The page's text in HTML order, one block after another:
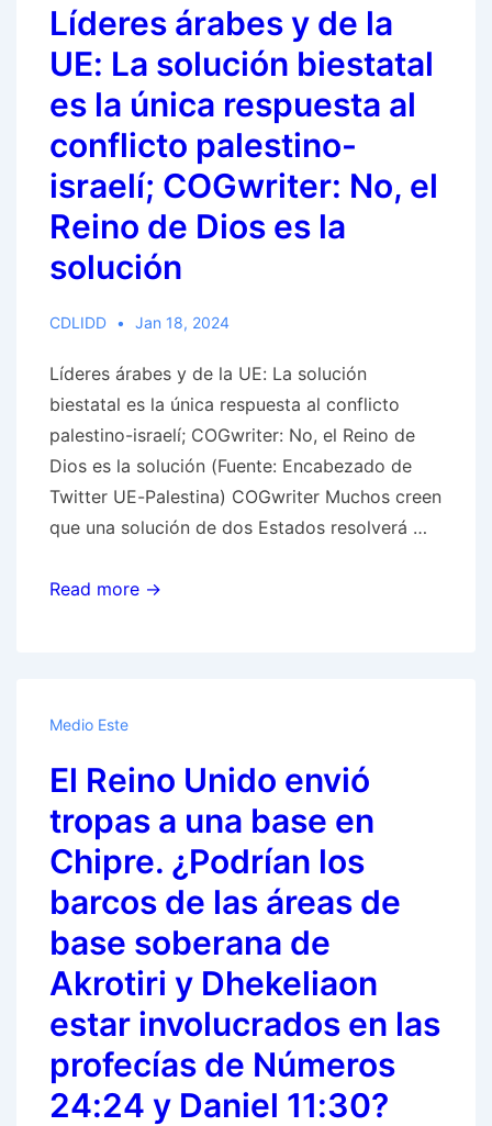
con
Netanyahu
sobre
el
Estado
palestino
Líderes árabes y de la
UE: La solución biestatal
es la única respuesta al
conflicto palestino-
israelí; COGwriter: No, el
Reino de Dios es la
solución
CDLIDD Jan 18, 2024
Líderes árabes y de la UE: La solución
biestatal es la única respuesta al conflicto
palestino-israelí; COGwriter: No, el Reino de
Dios es la solución (Fuente: Encabezado de
Twitter UE-Palestina) COGwriter Muchos creen
que una solución de dos Estados resolverá …
Líderes
La
biestatal
es
la
única
respuesta
al
conflicto
palestino-
israelí;
COGwriter:
Read more →
Medio Este
El Reino Unido envió
tropas a una base en
Chipre. ¿Podrían los
barcos de las áreas de
base soberana de
Akrotiri y Dhekeliaon
estar involucrados en las
profecías de Números
24:24 y Daniel 11:30?